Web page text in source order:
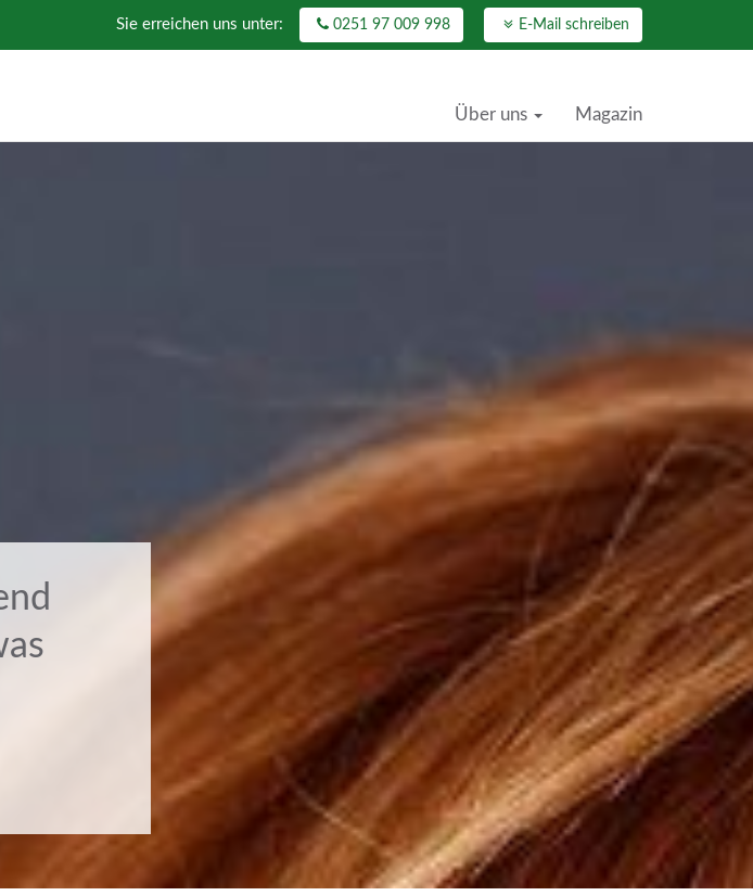
Sie erreichen uns unter: 0251 97 009 998 E-Mail schreiben
Über uns Magazin